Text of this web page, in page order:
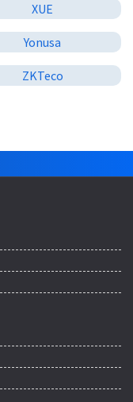
XUE
Yonusa
ZKTeco